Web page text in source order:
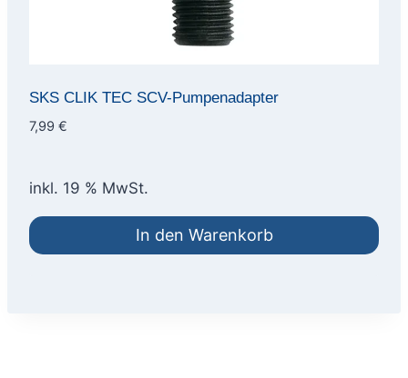
SKS CLIK TEC SCV-Pumpenadapter
7,99 €
inkl. 19 % MwSt.
In den Warenkorb